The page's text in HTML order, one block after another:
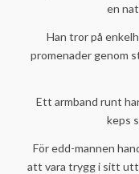
en
Han tror på
promenader genom
Ett armband runt
keps
För edd-mannen
att vara trygg i sitt